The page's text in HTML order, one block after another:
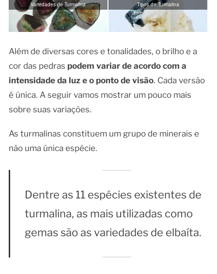
Variedades de Turmalina Tipos de Turmalina
Além de diversas cores e tonalidades, o brilho e a
cor das pedras podem variar de acordo com a
intensidade da luz e o ponto de visão. Cada versão
é única. A seguir vamos mostrar um pouco mais
sobre suas variações.
As turmalinas constituem um grupo de minerais e
não uma única espécie.
Dentre as 11 espécies existentes de
turmalina, as mais utilizadas como
gemas são as variedades de elbaíta.